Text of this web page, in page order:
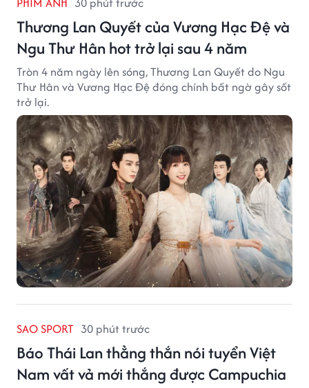
Thương Lan Quyết của Vương Hạc Đệ và
Ngu Thư Hân hot trở lại sau 4 năm
Tròn 4 năm ngày lên sóng, Thương Lan Quyết do Ngu
Thư Hân và Vương Hạc Đệ đóng chính bất ngờ gây sốt
trở lại.
SAO SPORT 30 phút trước
Báo Thái Lan thẳng thắn nói tuyển Việt
Nam vất vả mới thắng được Campuchia